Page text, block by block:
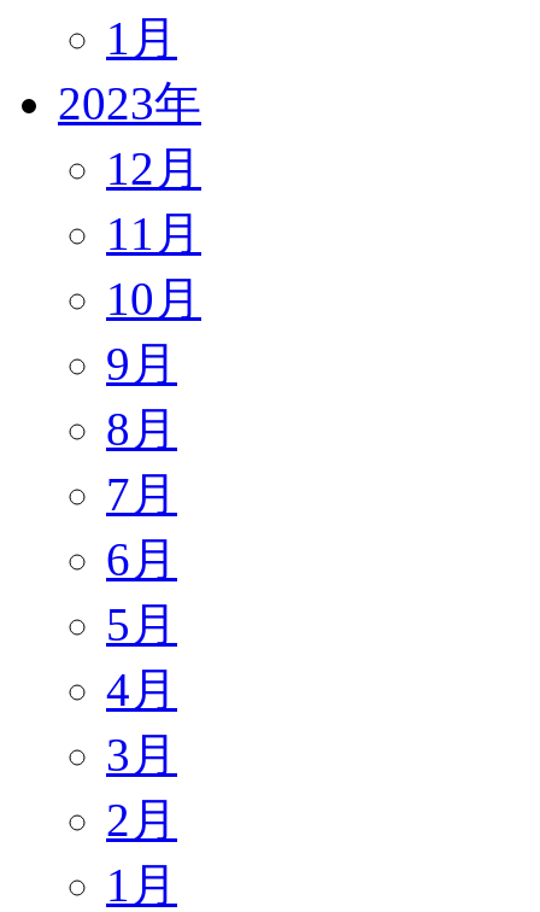
1月
2023年
12月
11月
10月
9月
8月
7月
6月
5月
4月
3月
2月
1月